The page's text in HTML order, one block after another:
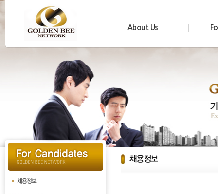
About Us